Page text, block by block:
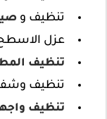
تنظيف و
عزل الاسطح
تنظيف
تنظيف
تنظيف